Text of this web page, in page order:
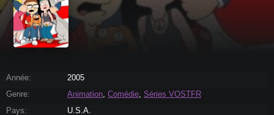
Année:
2005
Genre:
Animation, Comédie, Séries VOSTFR
Pays:
U.S.A.